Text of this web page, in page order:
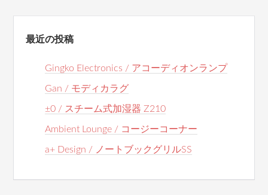
最近の投稿
Gingko Electronics / アコーディオンランプ
Gan / モディカラグ
±0 / スチーム式加湿器 Z210
Ambient Lounge / コージーコーナー
a+ Design / ノートブックグリルSS